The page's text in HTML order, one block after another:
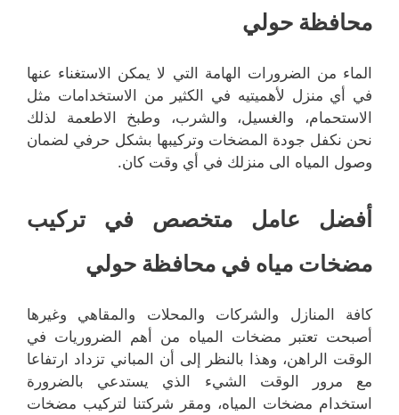
محافظة حولي
الماء من الضرورات الهامة التي لا يمكن الاستغناء عنها
في أي منزل لأهميتيه في الكثير من الاستخدامات مثل
الاستحمام، والغسيل، والشرب، وطبخ الاطعمة لذلك
نحن نكفل جودة المضخات وتركيبها بشكل حرفي لضمان
وصول المياه الى منزلك في أي وقت كان.
أفضل عامل متخصص في تركيب
مضخات مياه في محافظة حولي
كافة المنازل والشركات والمحلات والمقاهي وغيرها
أصبحت تعتبر مضخات المياه من أهم الضروريات في
الوقت الراهن، وهذا بالنظر إلى أن المباني تزداد ارتفاعا
مع مرور الوقت الشيء الذي يستدعي بالضرورة
استخدام مضخات المياه، ومقر شركتنا لتركيب مضخات